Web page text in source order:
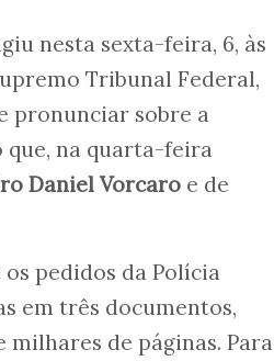
nesta sexta-feira, 6, às
Tribunal Federal,
pronunciar sobre a
que, na quarta-feira
Daniel Vorcaro e de
pedidos da Polícia
em três documentos,
de páginas. Para